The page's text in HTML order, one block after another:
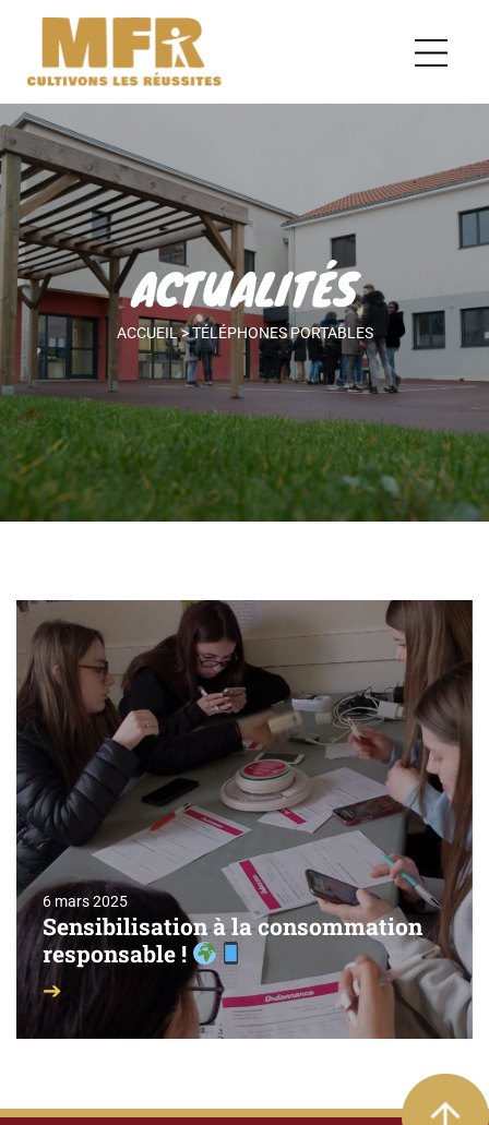
ACTUALITÉS
ACCUEIL>TÉLÉPHONES PORTABLES
6 mars 2025
Sensibilisation à la consommation
responsable !